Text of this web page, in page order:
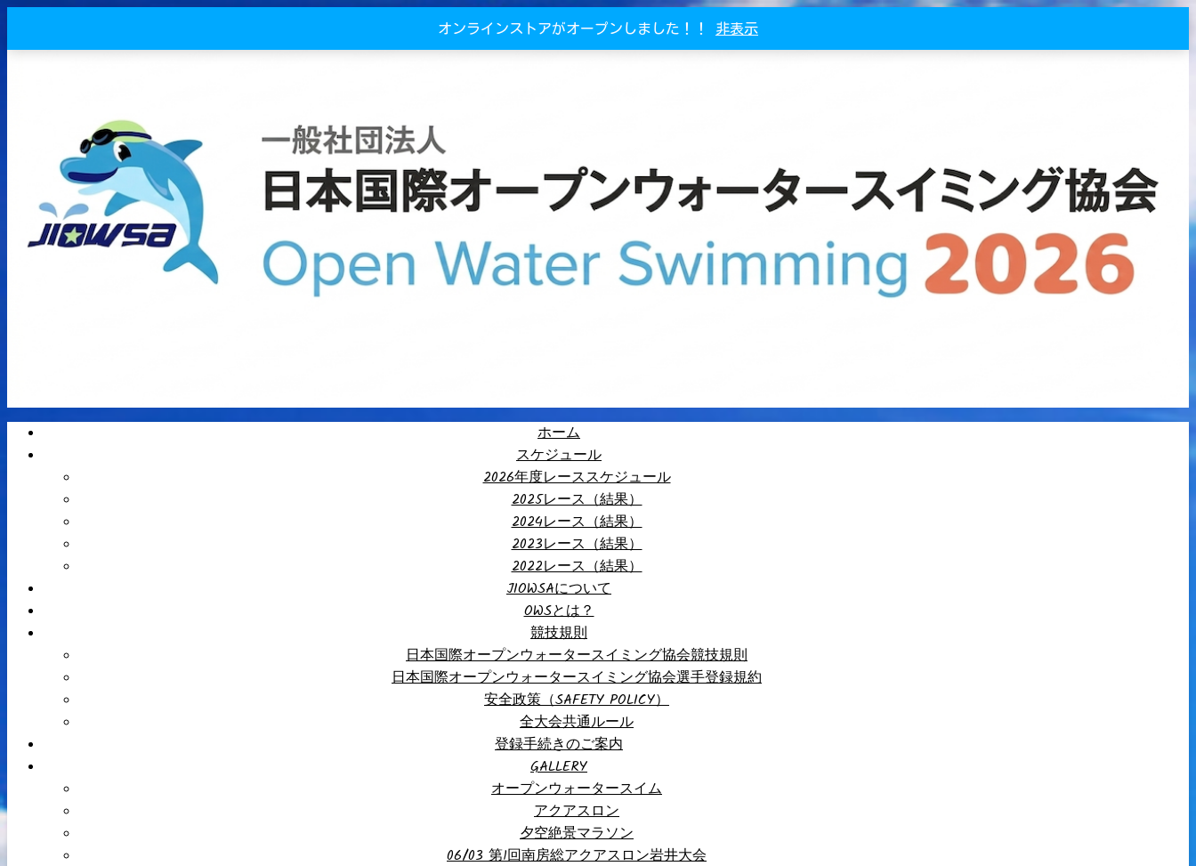
オンラインストアがオープンしました！！ 非表示
ホーム
スケジュール
2026年度レーススケジュール
2025レース（結果）
2024レース（結果）
2023レース（結果）
2022レース（結果）
JIOWSAについて
OWSとは？
競技規則
日本国際オープンウォータースイミング協会競技規則
日本国際オープンウォータースイミング協会選手登録規約
安全政策（SAFETY POLICY）
全大会共通ルール
登録手続きのご案内
GALLERY
オープンウォータースイム
アクアスロン
夕空絶景マラソン
06/03 第1回南房総アクアスロン岩井大会